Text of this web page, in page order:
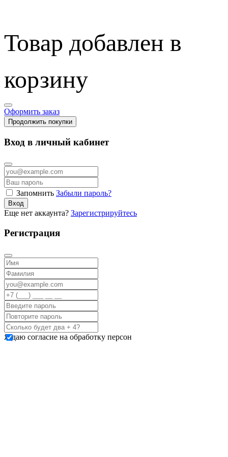
Товар добавлен в
корзину
Оформить заказ
Продолжить покупки
Вход в личный кабинет
Запомнить Забыли пароль?
Вход
Еще нет аккаунта? Зарегистрируйтесь
Регистрация
Я даю согласие на обработку персон